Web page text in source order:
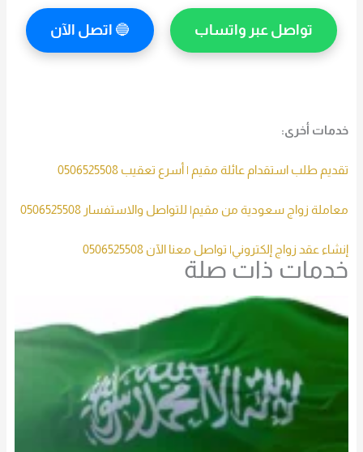
تواصل عبر واتساب 🔵 اتصل الآن
خدمات أخرى:
تقديم طلب استقدام عائلة مقيم | أسرع تعقيب 0506525508
معاملة زواج سعودية من مقيم| للتواصل والاستفسار 0506525508
إنشاء عقد زواج إلكتروني| تواصل معنا الآن 0506525508
خدمات ذات صلة